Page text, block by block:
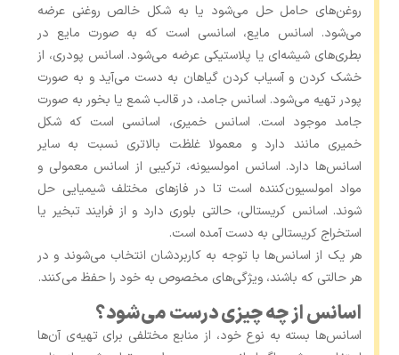
روغن‌های حامل حل می‌شود یا به شکل خالص روغنی عرضه
می‌شود. اسانس مایع، اسانسی است که به صورت مایع در
بطری‌های شیشه‌ای یا پلاستیکی عرضه می‌شود. اسانس پودری، از
خشک کردن و آسیاب کردن گیاهان به دست می‌آید و به صورت
پودر تهیه می‌شود. اسانس جامد، در قالب شمع یا بخور به صورت
جامد موجود است. اسانس خمیری، اسانسی است که شکل
خمیری مانند دارد و معمولا غلظت بالاتری نسبت به سایر
اسانس‌ها دارد. اسانس امولسیونه، ترکیبی از اسانس معمولی و
مواد امولسیون‌کننده است تا در فازهای مختلف شیمیایی حل
شوند. اسانس کریستالی، حالتی بلوری دارد و از فرایند تبخیر یا
استخراج کریستالی به دست آمده است.
هر یک از اسانس‌ها با توجه به کاربردشان انتخاب می‌شوند و در
هر حالتی که باشند، ویژگی‌های مخصوص به خود را حفظ می‌کنند.
اسانس از چه چیزی درست می‌شود؟
اسانس‌ها بسته به نوع خود، از منابع مختلفی برای تهیه‌ی آن‌ها